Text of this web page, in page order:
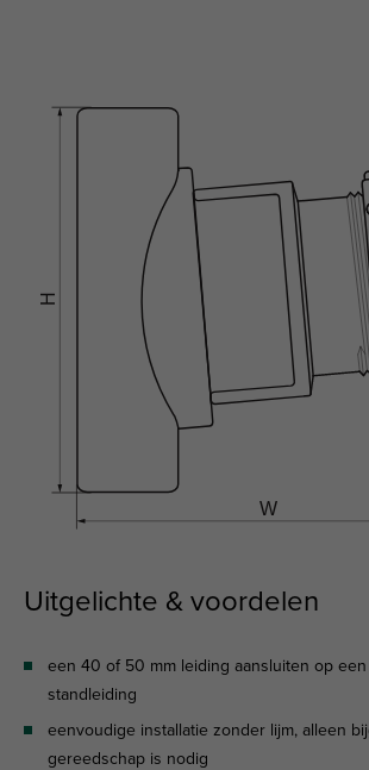
Uitgelichte & voordelen
een 40 of 50 mm leiding aansluiten op een
standleiding
eenvoudige installatie zonder lijm, alleen
gereedschap is nodig